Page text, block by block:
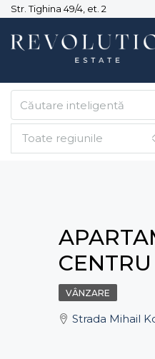
Str. Tighina 49/4, et. 2
Toate regiunile
CENTRU
VÂNZARE
Strada Mihail